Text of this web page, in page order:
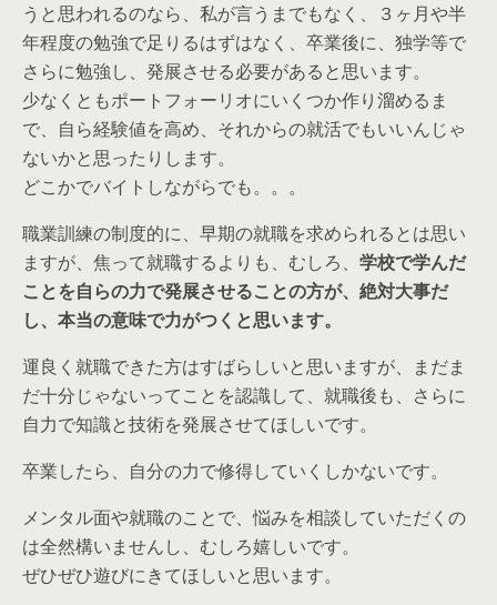
うと思われるのなら、私が言うまでもなく、３ヶ月や半
年程度の勉強で足りるはずはなく、卒業後に、独学等で
さらに勉強し、発展させる必要があると思います。
少なくともポートフォーリオにいくつか作り溜めるま
で、自ら経験値を高め、それからの就活でもいいんじゃ
ないかと思ったりします。
どこかでバイトしながらでも。。。
職業訓練の制度的に、早期の就職を求められるとは思い
ますが、焦って就職するよりも、むしろ、 学校で学んだ
ことを自らの力で発展させることの方が、絶対大事だ
し、本当の意味で力がつくと思います。
運良く就職できた方はすばらしいと思いますが、まだま
だ十分じゃないってことを認識して、就職後も、さらに
自力で知識と技術を発展させてほしいです。
卒業したら、自分の力で修得していくしかないです。
メンタル面や就職のことで、悩みを相談していただくの
は全然構いませんし、むしろ嬉しいです。
ぜひぜひ遊びにきてほしいと思います。